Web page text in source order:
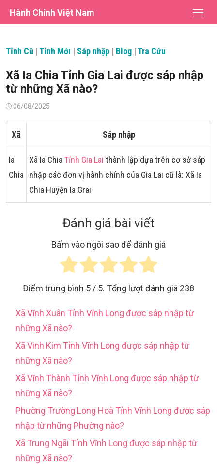
Hành Chính Việt Nam
Tỉnh Cũ | Tỉnh Mới | Sáp nhập | Blog | Tra Cứu
Xã Ia Chia Tỉnh Gia Lai được sáp nhập
từ những Xã nào?
Đăng06/08/2025
Xã Sáp nhập
Ia
Chia
Xã Ia Chia Tỉnh Gia Lai thành lập dựa trên cơ sở sáp
nhập các đơn vị hành chính của Gia Lai cũ là: Xã Ia
Chia Huyện Ia Grai
Đánh giá bài viết
Bấm vào ngôi sao để đánh giá
Điểm trung bình 5 / 5. Tổng lượt đánh giá 238
Xã Vĩnh Xuân Tỉnh Vĩnh Long được sáp nhập từ
những Xã nào?
Xã Vinh Kim Tỉnh Vĩnh Long được sáp nhập từ
những Xã nào?
Xã Vĩnh Thành Tỉnh Vĩnh Long được sáp nhập từ
những Xã nào?
Phường Trường Long Hoà Tỉnh Vĩnh Long được sáp
nhập từ những Phường nào?
Xã Trung Ngãi Tỉnh Vĩnh Long được sáp nhập từ
những Xã nào?